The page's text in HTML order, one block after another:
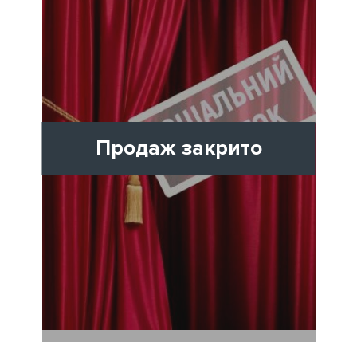
Продаж закрито